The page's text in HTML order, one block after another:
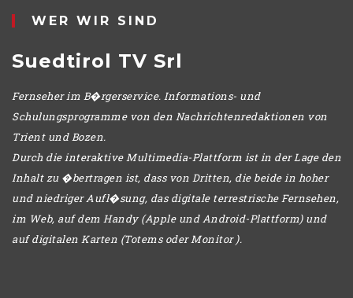
WER WIR SIND
Suedtirol TV Srl
Fernseher im B�rgerservice. Informations- und
Schulungsprogramme von den Nachrichtenredaktionen von
Trient und Bozen.
Durch die interaktive Multimedia-Plattform ist in der Lage den
Inhalt zu �bertragen ist, dass von Dritten, die beide in hoher
und niedriger Aufl�sung, das digitale terrestrische Fernsehen,
im Web, auf dem Handy (Apple und Android-Plattform) und
auf digitalen Karten (Totems oder Monitor ).